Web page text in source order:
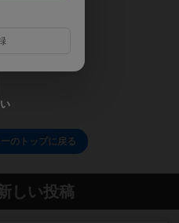
のトップに戻る
しい投稿